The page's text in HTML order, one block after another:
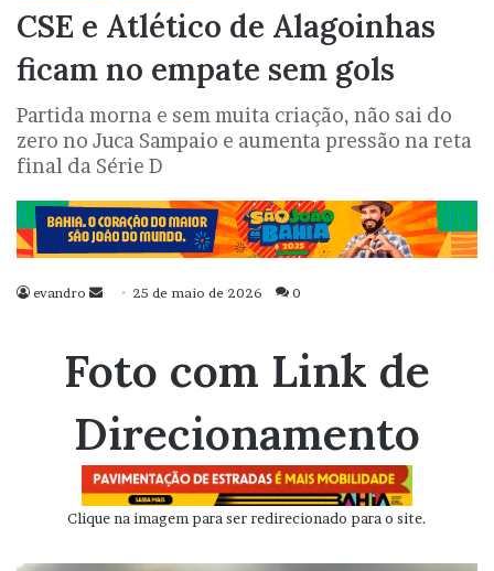
CSE e Atlético de Alagoinhas
ficam no empate sem gols
Partida morna e sem muita criação, não sai do
zero no Juca Sampaio e aumenta pressão na reta
final da Série D
evandro
Mande
mail
25 de maio de 2026 0
Foto com Link de
Direcionamento
Clique na imagem para ser redirecionado para o site.